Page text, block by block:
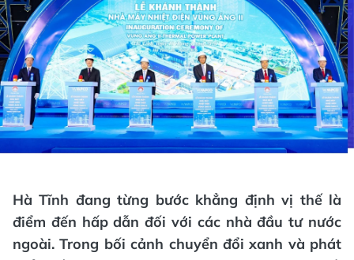
Hà Tĩnh đang từng bước khẳng định vị thế là
điểm đến hấp dẫn đối với các nhà đầu tư nước
ngoài. Trong bối cảnh chuyển đổi xanh và phát